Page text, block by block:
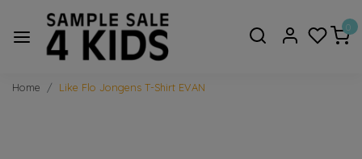
0
Home Like Flo Jongens T-Shirt EVAN